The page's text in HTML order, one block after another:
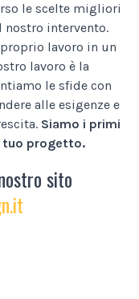
le scelte migliori
nostro intervento.
lavoro in un
lavoro è la
le sfide con
alle esigenze e
Siamo i primi
tuo progetto.
sito